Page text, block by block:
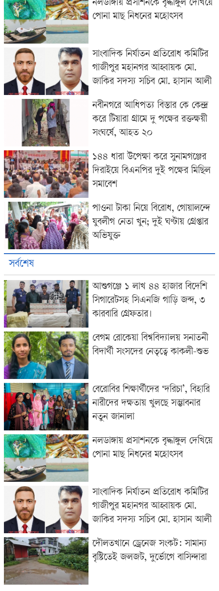
নলডাঙ্গায় প্রসাশনকে বৃদ্ধাঙ্গুল দেখিয়ে
পোনা মাছ নিধনের মহোৎসব
সাংবাদিক নির্যাতন প্রতিরোধ কমিটির
গাজীপুর মহানগর আহ্বায়ক মো.
জাকির সদস্য সচিব মো. হাসান আলী
নবীনগরে আধিপত্য বিস্তার কে কেন্দ্র
করে টিয়ারা গ্রামে দু পক্ষের রক্তক্ষয়ী
সংঘর্ষে, আহত ২০
১৪৪ ধারা উপেক্ষা করে সুনামগঞ্জের
দিরাইয়ে বিএনপির দুই পক্ষের মিছিল
সমাবেশ
পাওনা টাকা নিয়ে বিরোধ, গোয়ালন্দে
যুবলীগ নেতা খুন; দুই ঘণ্টায় গ্রেপ্তার
অভিযুক্ত
সর্বশেষ
আশুগঞ্জে ১ লাখ ৪৪ হাজার বিদেশি
সিগারেটসহ সিএনজি গাড়ি জব্দ, ৩
কারবারি গ্রেফতার।
বেগম রোকেয়া বিশ্ববিদ্যালয় সনাতনী
বিদার্থী সংসদের নেতৃত্বে কাকলী-শুভ
বেরোবির শিক্ষার্থীদের ‘দরিচা’, বিহারি
নারীদের দক্ষতায় খুলছে সম্ভাবনার
নতুন জানালা
নলডাঙ্গায় প্রসাশনকে বৃদ্ধাঙ্গুল দেখিয়ে
পোনা মাছ নিধনের মহোৎসব
সাংবাদিক নির্যাতন প্রতিরোধ কমিটির
গাজীপুর মহানগর আহ্বায়ক মো.
জাকির সদস্য সচিব মো. হাসান আলী
​দৌলতখানে ড্রেনেজ সংকট: সামান্য
বৃষ্টিতেই জলজট, দুর্ভোগে বাসিন্দারা